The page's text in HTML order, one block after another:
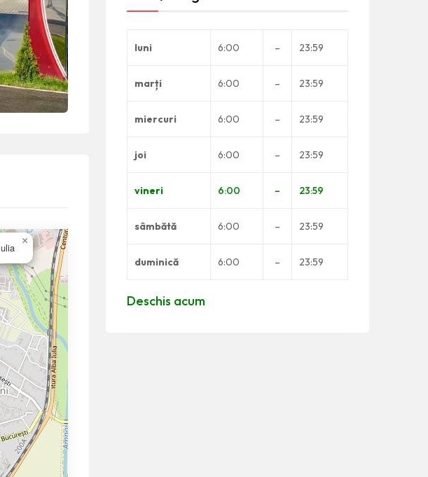
×
luni 6:00 – 23:59
marți 6:00 – 23:59
miercuri 6:00 – 23:59
joi 6:00 – 23:59
vineri 6:00 – 23:59
sâmbătă 6:00 – 23:59
duminică 6:00 – 23:59
Deschis acum